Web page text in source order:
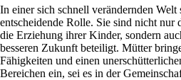
In einer sich schnell verändernden Welt
entscheidende Rolle. Sie sind nicht
die Erziehung ihrer Kinder, sondern
besseren Zukunft beteiligt. Mütter
Fähigkeiten und einen
Bereichen ein, sei es in der